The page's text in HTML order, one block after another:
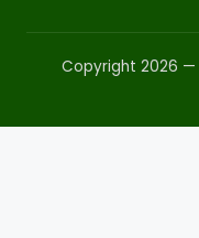
Copyright 2026 —